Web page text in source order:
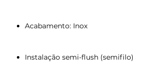
Acabamento: Inox
Instalação semi-flush (semifilo)